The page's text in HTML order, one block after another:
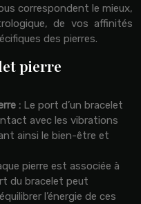
correspondent le mieux,
de vos affinités
des pierres.
pierre
: Le port d’un bracelet
avec les vibrations
ainsi le bien-être et
pierre est associée à
du bracelet peut
l’énergie de ces